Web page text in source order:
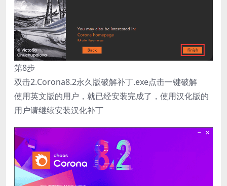
第8步
双击2.Corona8.2永久版破解补丁.exe点击一键破解
使用英文版的用户，就已经安装完成了，使用汉化版的
用户请继续安装汉化补丁